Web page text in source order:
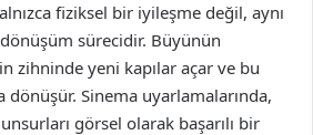
fiziksel bir iyileşme değil, aynı
sürecidir. Büyünün
zihninde yeni kapılar açar ve bu
Sinema uyarlamalarında,
görsel olarak başarılı bir